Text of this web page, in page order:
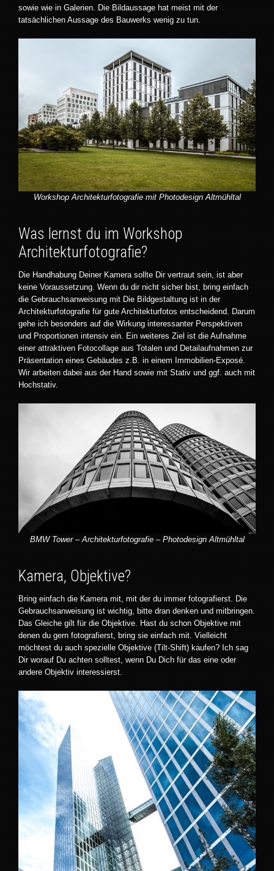
sowie wie in Galerien. Die Bildaussage hat meist mit der
tatsächlichen Aussage des Bauwerks wenig zu tun.
Workshop Architekturfotografie mit Photodesign Altmühltal
Was lernst du im Workshop
Architekturfotografie?
Die Handhabung Deiner Kamera sollte Dir vertraut sein, ist aber
keine Voraussetzung. Wenn du dir nicht sicher bist, bring einfach
die Gebrauchsanweisung mit Die Bildgestaltung ist in der
Architekturfotografie für gute Architekturfotos entscheidend. Darum
gehe ich besonders auf die Wirkung interessanter Perspektiven
und Proportionen intensiv ein. Ein weiteres Ziel ist die Aufnahme
einer attraktiven Fotocollage aus Totalen und Detailaufnahmen zur
Präsentation eines Gebäudes z.B. in einem Immobilien-Exposé.
Wir arbeiten dabei aus der Hand sowie mit Stativ und ggf. auch mit
Hochstativ.
BMW Tower – Architekturfotografie – Photodesign Altmühltal
Kamera, Objektive?
Bring einfach die Kamera mit, mit der du immer fotografierst. Die
Gebrauchsanweisung ist wichtig, bitte dran denken und mitbringen.
Das Gleiche gilt für die Objektive. Hast du schon Objektive mit
denen du gern fotografierst, bring sie einfach mit. Vielleicht
möchtest du auch spezielle Objektive (Tilt-Shift) kaufen? Ich sag
Dir worauf Du achten solltest, wenn Du Dich für das eine oder
andere Objektiv interessierst.